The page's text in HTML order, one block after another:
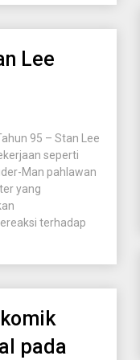
Lee
95 – Stan Lee
seperti
Man pahlawan
yang
terhadap
pada